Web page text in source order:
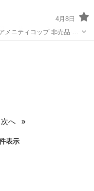
4月8日
ニティコップ 非売品 食
次へ
表示